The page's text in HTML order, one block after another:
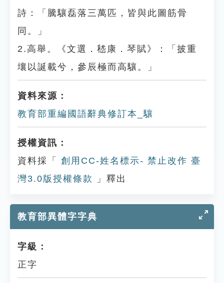
詩：「騰驤磊落三萬匹，皆與此圖筋骨
同。」
2.高舉。《文選．嵇康．琴賦》：「披重
壤以誕載兮，參辰極而高驤。」
資料來源：
教育部重編國語辭典修訂本_驤
授權資訊：
資料採「
創用CC-姓名標示- 禁止改作 臺
灣3.0版授權條款
」釋出
教育部異體字字典
字級：
正字